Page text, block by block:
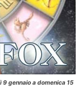
gennaio a domenica 15